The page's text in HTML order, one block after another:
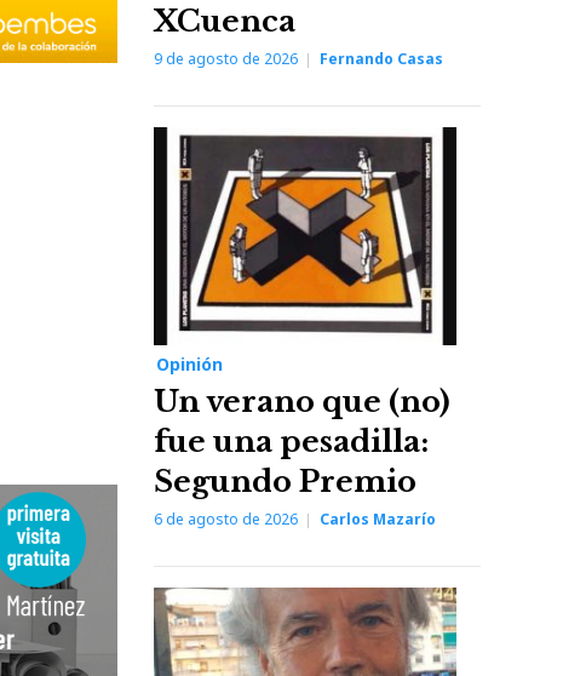
XCuenca
9 de agosto de 2026 Fernando Casas
Opinión
Un verano que (no)
fue una pesadilla:
Segundo Premio
6 de agosto de 2026 Carlos Mazarío